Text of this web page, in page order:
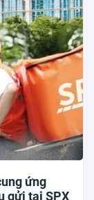
ứng
gửi tại SPX